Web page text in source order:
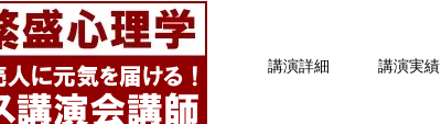
講演詳細 講演実績